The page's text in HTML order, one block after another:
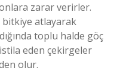
zarar verirler.
atlayarak
toplu halde göç
eden çekirgeler
olur.